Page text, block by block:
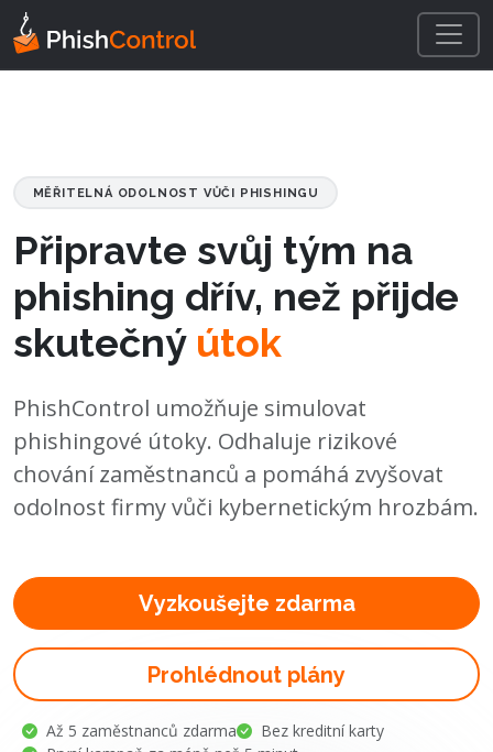
MĚŘITELNÁ ODOLNOST VŮČI PHISHINGU
Připravte svůj tým na
phishing dřív, než přijde
skutečný útok
PhishControl umožňuje simulovat
phishingové útoky. Odhaluje rizikové
chování zaměstnanců a pomáhá zvyšovat
odolnost firmy vůči kybernetickým hrozbám.
Vyzkoušejte zdarma
Prohlédnout plány
Až 5 zaměstnanců zdarma
Bez kreditní karty